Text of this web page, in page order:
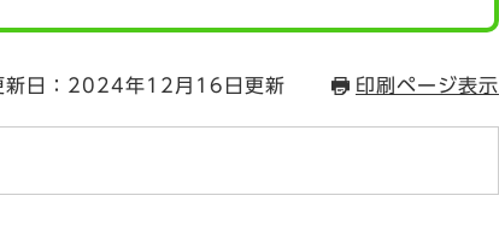
新日：2024年12月16日更新 印刷ページ表示